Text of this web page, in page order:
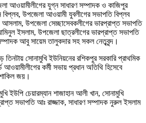
আওয়ামীলীগের যুগ্ন সাধারণ সম্পাদক ও কাজিপুর
বিপ্লব, উপজেলা আওয়ামী যুবলীগের সভাপতি বিপ্লব
উপজেলা সেচ্ছাসেবকলীগের ভারপ্রাপ্ত সভাপতি
ইসলাম, উপজেলা ছাত্রলীগের ভারপ্রাপ্ত সভাপতি
আবু সায়েম তালুকদার সহ সকল নেতৃবৃন্দ।
তিনটায় সোনামুখি ইউনিয়নের রশিকপুর সরকারি প্রাথমিক
আওয়ামীলীগের কর্মী সভায় প্রধান অতিথি হিসেবে
জয়।
ইউপি চেয়ারম্যান শাজাহান আলী খান, সোনামুখি
সভাপতি আঃ রাজ্জাক, সাধারণ সম্পাদক নুরুল ইসলাম